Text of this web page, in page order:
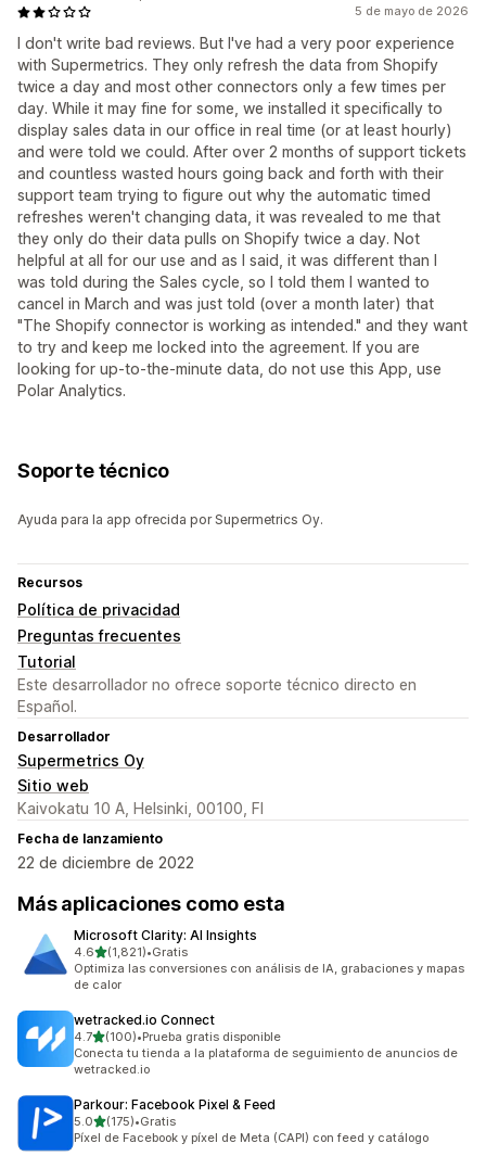
5 de mayo de 2026
I don't write bad reviews. But I've had a very poor experience
with Supermetrics. They only refresh the data from Shopify
twice a day and most other connectors only a few times per
day. While it may fine for some, we installed it specifically to
display sales data in our office in real time (or at least hourly)
and were told we could. After over 2 months of support tickets
and countless wasted hours going back and forth with their
support team trying to figure out why the automatic timed
refreshes weren't changing data, it was revealed to me that
they only do their data pulls on Shopify twice a day. Not
helpful at all for our use and as I said, it was different than I
was told during the Sales cycle, so I told them I wanted to
cancel in March and was just told (over a month later) that
"The Shopify connector is working as intended." and they want
to try and keep me locked into the agreement. If you are
looking for up-to-the-minute data, do not use this App, use
Polar Analytics.
Soporte técnico
Ayuda para la app ofrecida por Supermetrics Oy.
Recursos
Política de privacidad
Preguntas frecuentes
Tutorial
Este desarrollador no ofrece soporte técnico directo en
Español.
Desarrollador
Supermetrics Oy
Sitio web
Kaivokatu 10 A, Helsinki, 00100, FI
Fecha de lanzamiento
22 de diciembre de 2022
Más aplicaciones como esta
Microsoft Clarity: AI Insights
4.6de 5 estrellas
(1,821)
1821 reseñas en total
•Gratis
Optimiza las conversiones con análisis de IA, grabaciones y mapas
de calor
wetracked.io Connect
4.7de 5 estrellas
(100)
100 reseñas en total
•Prueba gratis disponible
Conecta tu tienda a la plataforma de seguimiento de anuncios de
wetracked.io
Parkour: Facebook Pixel & Feed
5.0de 5 estrellas
(175)
175 reseñas en total
•Gratis
Píxel de Facebook y píxel de Meta (CAPI) con feed y catálogo